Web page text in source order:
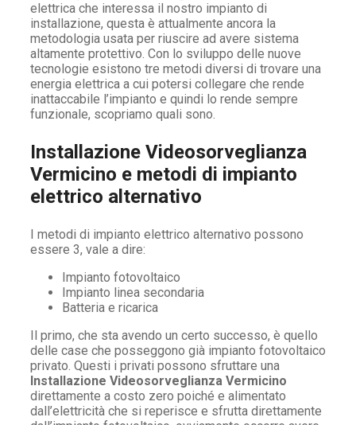
elettrica che interessa il nostro impianto di
installazione, questa è attualmente ancora la
metodologia usata per riuscire ad avere sistema
altamente protettivo. Con lo sviluppo delle nuove
tecnologie esistono tre metodi diversi di trovare una
energia elettrica a cui potersi collegare che rende
inattaccabile l’impianto e quindi lo rende sempre
funzionale, scopriamo quali sono.
Installazione Videosorveglianza
Vermicino e metodi di impianto
elettrico alternativo
I metodi di impianto elettrico alternativo possono
essere 3, vale a dire:
Impianto fotovoltaico
Impianto linea secondaria
Batteria e ricarica
Il primo, che sta avendo un certo successo, è quello
delle case che posseggono già impianto fotovoltaico
privato. Questi i privati possono sfruttare una
Installazione Videosorveglianza Vermicino
direttamente a costo zero poiché e alimentato
dall’elettricità che si reperisce e sfrutta direttamente